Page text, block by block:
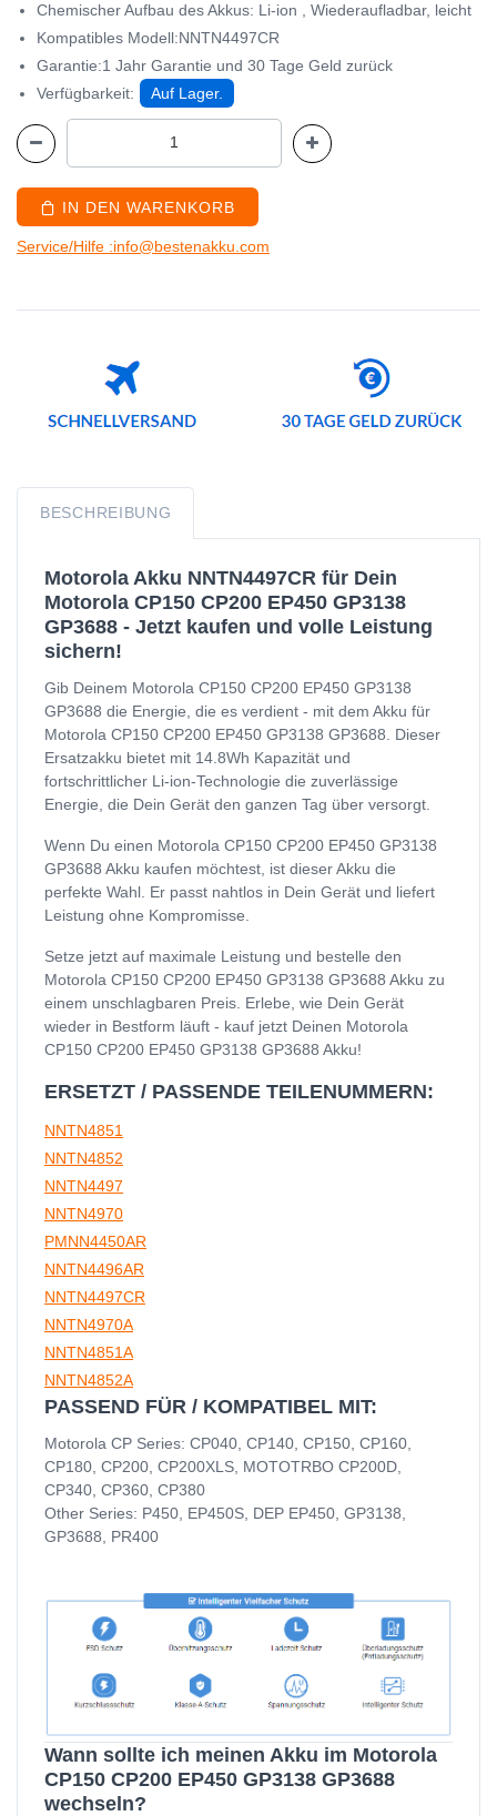
Chemischer Aufbau des Akkus: Li-ion , Wiederaufladbar, leicht
Kompatibles Modell:NNTN4497CR
Garantie:1 Jahr Garantie und 30 Tage Geld zurück
Verfügbarkeit:
Auf Lager.
IN DEN WARENKORB
Service/Hilfe :info@bestenakku.com
BESCHREIBUNG
Motorola Akku NNTN4497CR für Dein
Motorola CP150 CP200 EP450 GP3138
GP3688 - Jetzt kaufen und volle Leistung
sichern!
Gib Deinem Motorola CP150 CP200 EP450 GP3138
GP3688 die Energie, die es verdient - mit dem Akku für
Motorola CP150 CP200 EP450 GP3138 GP3688. Dieser
Ersatzakku bietet mit 14.8Wh Kapazität und
fortschrittlicher Li-ion-Technologie die zuverlässige
Energie, die Dein Gerät den ganzen Tag über versorgt.
Wenn Du einen Motorola CP150 CP200 EP450 GP3138
GP3688 Akku kaufen möchtest, ist dieser Akku die
perfekte Wahl. Er passt nahtlos in Dein Gerät und liefert
Leistung ohne Kompromisse.
Setze jetzt auf maximale Leistung und bestelle den
Motorola CP150 CP200 EP450 GP3138 GP3688 Akku zu
einem unschlagbaren Preis. Erlebe, wie Dein Gerät
wieder in Bestform läuft - kauf jetzt Deinen Motorola
CP150 CP200 EP450 GP3138 GP3688 Akku!
ERSETZT / PASSENDE TEILENUMMERN:
NNTN4851
NNTN4852
NNTN4497
NNTN4970
PMNN4450AR
NNTN4496AR
NNTN4497CR
NNTN4970A
NNTN4851A
NNTN4852A
PASSEND FÜR / KOMPATIBEL MIT:
Motorola CP Series: CP040, CP140, CP150, CP160,
CP180, CP200, CP200XLS, MOTOTRBO CP200D,
CP340, CP360, CP380
Other Series: P450, EP450S, DEP EP450, GP3138,
GP3688, PR400
Wann sollte ich meinen Akku im Motorola
CP150 CP200 EP450 GP3138 GP3688
wechseln?